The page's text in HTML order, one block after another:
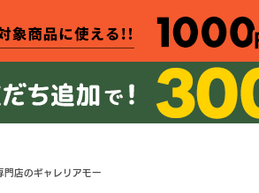
門店のギャレリアモー